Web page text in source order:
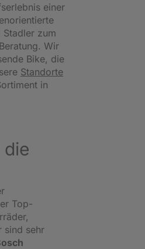
einer
Stadler zum
Wir
Bike, die
Standorte
in
Top-
sind sehr